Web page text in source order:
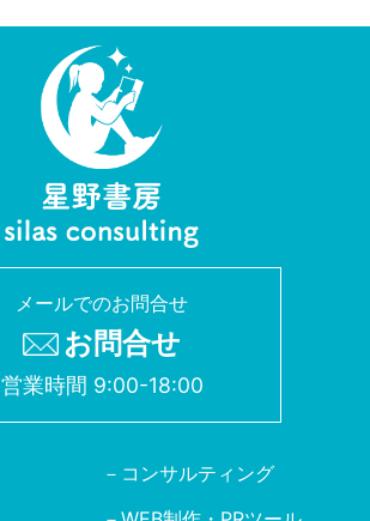
メールでのお問合せ
お問合せ
営業時間 9:00-18:00
コンサルティング